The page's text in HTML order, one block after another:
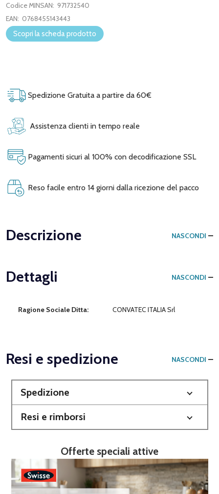
Codice MINSAN: 971732540
EAN: 0768455143443
Scopri la scheda prodotto
Spedizione Gratuita a partire da 60€
Assistenza clienti in tempo reale
Pagamenti sicuri al 100% con decodificazione SSL
Reso facile entro 14 giorni dalla ricezione del pacco
Descrizione NASCONDI
Dettagli NASCONDI
Ragione Sociale Ditta: CONVATEC ITALIA Srl
Resi e spedizione NASCONDI
Spedizione
Resi e rimborsi
Offerte speciali attive